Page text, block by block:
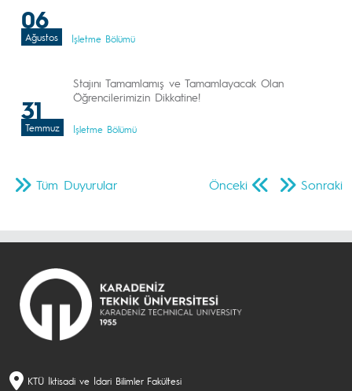
06
Ağustos İşletme Bölümü
31
Temmuz
Stajını Tamamlamış ve Tamamlayacak Olan
Öğrencilerimizin Dikkatine!
İşletme Bölümü
Önceki Sonraki
Tüm Duyurular
KTÜ İktisadi ve İdari Bilimler Fakültesi